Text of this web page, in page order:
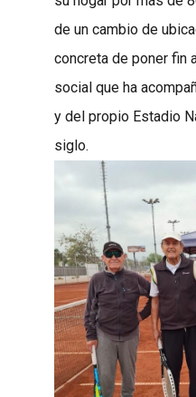
de un cambio de
concreta de poner fin
social que ha
y del propio Estadio
siglo.